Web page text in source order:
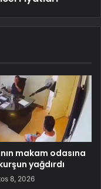
makam odasına
yağdırdı
8, 2026